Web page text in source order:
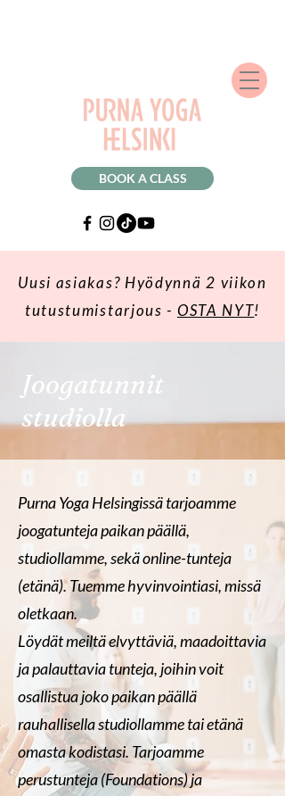
BOOK A CLASS
Uusi asiakas? Hyödynnä 2 viikon
tutustumistarjous - OSTA NYT!
Joogatunnit
studiolla
Purna Yoga Helsingissä tarjoamme
joogatunteja paikan päällä,
studiollamme, sekä online-tunteja
(etänä). Tuemme hyvinvointiasi, missä
oletkaan.
Löydät meiltä elvyttäviä, maadoittavia
ja palauttavia tunteja, joihin voit
osallistua joko paikan päällä
rauhallisella studiollamme tai etänä
omasta kodistasi. Tarjoamme
perustunteja (Foundations) ja